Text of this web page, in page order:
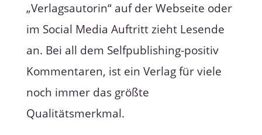
„Verlagsautorin“ auf der Webseite oder
im Social Media Auftritt zieht Lesende
an. Bei all dem Selfpublishing-positiv
Kommentaren, ist ein Verlag für viele
noch immer das größte
Qualitätsmerkmal.